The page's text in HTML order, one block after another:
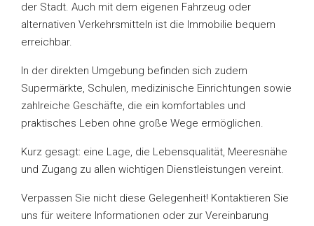
der Stadt. Auch mit dem eigenen Fahrzeug oder
alternativen Verkehrsmitteln ist die Immobilie bequem
erreichbar.
In der direkten Umgebung befinden sich zudem
Supermärkte, Schulen, medizinische Einrichtungen sowie
zahlreiche Geschäfte, die ein komfortables und
praktisches Leben ohne große Wege ermöglichen.
Kurz gesagt: eine Lage, die Lebensqualität, Meeresnähe
und Zugang zu allen wichtigen Dienstleistungen vereint.
Verpassen Sie nicht diese Gelegenheit! Kontaktieren Sie
uns für weitere Informationen oder zur Vereinbarung